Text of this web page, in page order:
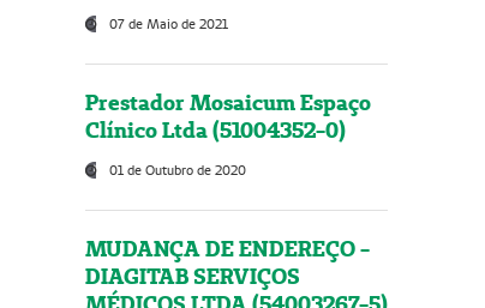
07 de Maio de 2021
Prestador Mosaicum Espaço
Clínico Ltda (51004352-0)
01 de Outubro de 2020
MUDANÇA DE ENDEREÇO -
DIAGITAB SERVIÇOS